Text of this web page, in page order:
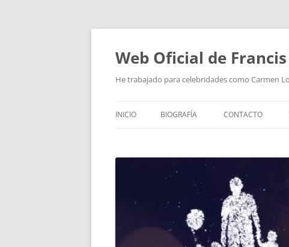
Saltar
contenido
Web Oficial de
He trabajado para celebridades como Carmen
INICIO BIOGRAFÍA CONTACTO